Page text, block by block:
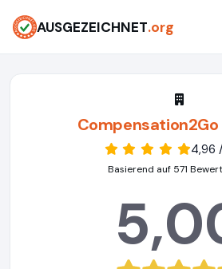
AUSGEZEICHNET.org
Compensation2Go
4,96
Basierend auf 571